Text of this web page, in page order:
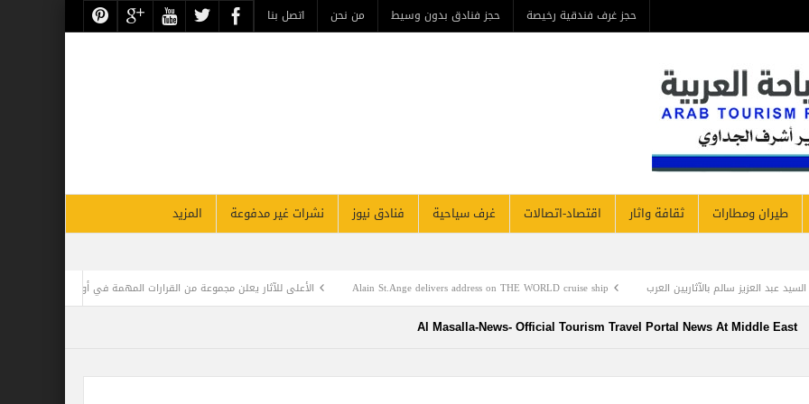
حجز غرف فندقية رخيصة حجز فنادق بدون وسيط من نحن اتصل بنا
ثقافة واثار اقتصاد-اتصالات غرف سياحية فنادق نيوز نشرات غير مدفوعة
المزيد
العرب Alain St.Ange delivers address on THE WORLD cruise ship الأعلى للآثار يعلن مجموعة من القرارات المهمة في أول اجتماع بالعام الجديد
Al Masalla-News- Official Tourism Travel Portal News At